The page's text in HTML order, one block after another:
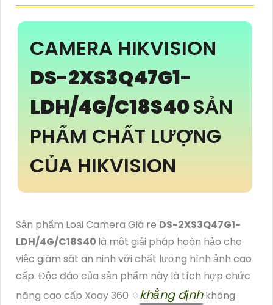
CAMERA HIKVISION
DS-2XS3Q47G1-
LDH/4G/C18S40SẢN
PHẨM CHẤT LƯỢNG
CỦA HIKVISION
Sản phẩm Loại Camera Giá re DS-2XS3Q47G1-
LDH/4G/C18S40 là một giải pháp hoàn hảo cho
việc giám sát an ninh với chất lượng hình ảnh cao
cấp. Độc đáo của sản phẩm này là tích hợp chức
năng cao cấp Xoay 360 ♢khẳng địnhkhông